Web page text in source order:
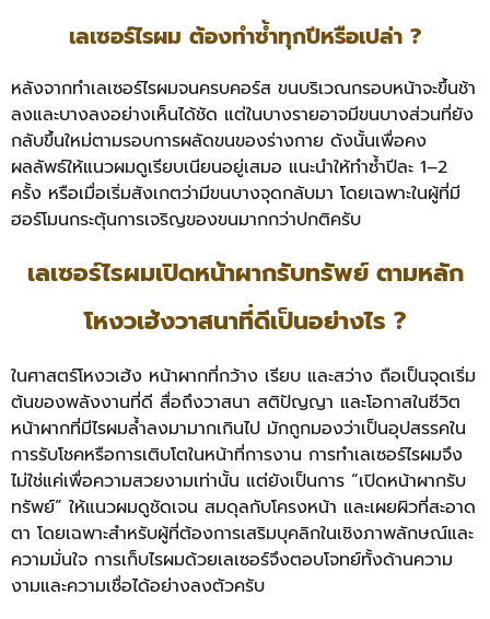
เลเซอร์ไรผม ต้องทำซ้ำทุกปีหรือเปล่า ?
หลังจากทำเลเซอร์ไรผมจนครบคอร์ส ขนบริเวณกรอบหน้าจะขึ้นช้า
ลงและบางลงอย่างเห็นได้ชัด แต่ในบางรายอาจมีขนบางส่วนที่ยัง
กลับขึ้นใหม่ตามรอบการผลัดขนของร่างกาย ดังนั้นเพื่อคง
ผลลัพธ์ให้แนวผมดูเรียบเนียนอยู่เสมอ แนะนำให้ทำซ้ำปีละ 1–2
ครั้ง หรือเมื่อเริ่มสังเกตว่ามีขนบางจุดกลับมา โดยเฉพาะในผู้ที่มี
ฮอร์โมนกระตุ้นการเจริญของขนมากกว่าปกติครับ
เลเซอร์ไรผมเปิดหน้าผากรับทรัพย์ ตามหลัก
โหงวเฮ้งวาสนาที่ดีเป็นอย่างไร ?
ในศาสตร์โหงวเฮ้ง หน้าผากที่กว้าง เรียบ และสว่าง ถือเป็นจุดเริ่ม
ต้นของพลังงานที่ดี สื่อถึงวาสนา สติปัญญา และโอกาสในชีวิต
หน้าผากที่มีไรผมล้ำลงมามากเกินไป มักถูกมองว่าเป็นอุปสรรคใน
การรับโชคหรือการเติบโตในหน้าที่การงาน การทำเลเซอร์ไรผมจึง
ไม่ใช่แค่เพื่อความสวยงามเท่านั้น แต่ยังเป็นการ “เปิดหน้าผากรับ
ทรัพย์” ให้แนวผมดูชัดเจน สมดุลกับโครงหน้า และเผยผิวที่สะอาด
ตา โดยเฉพาะสำหรับผู้ที่ต้องการเสริมบุคลิกในเชิงภาพลักษณ์และ
ความมั่นใจ การเก็บไรผมด้วยเลเซอร์จึงตอบโจทย์ทั้งด้านความ
งามและความเชื่อได้อย่างลงตัวครับ